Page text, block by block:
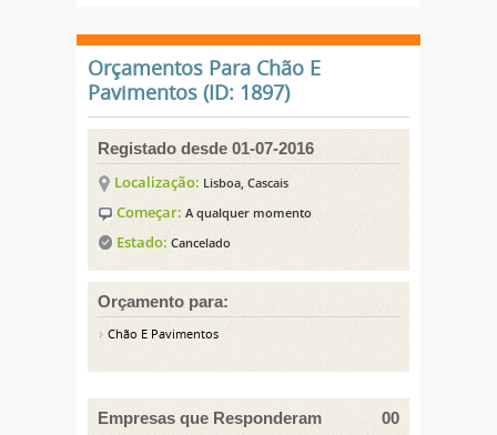
Orçamentos Para Chão E
Pavimentos (ID: 1897)
Registado desde 01-07-2016
Localização: Lisboa, Cascais
Começar: A qualquer momento
Estado: Cancelado
Orçamento para:
Chão E Pavimentos
Empresas que Responderam 00